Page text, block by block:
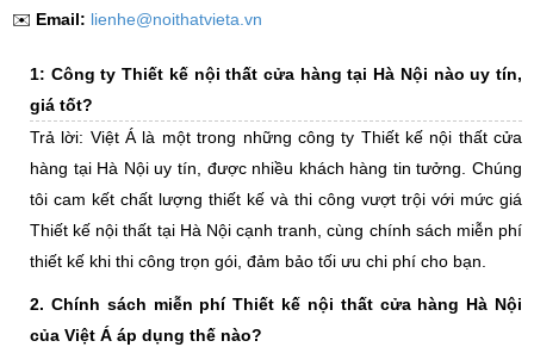
✉️ Email: lienhe@noithatvieta.vn
1: Công ty Thiết kế nội thất cửa hàng tại Hà Nội nào uy tín,
giá tốt?
Trả lời: Việt Á là một trong những công ty Thiết kế nội thất cửa
hàng tại Hà Nội uy tín, được nhiều khách hàng tin tưởng. Chúng
tôi cam kết chất lượng thiết kế và thi công vượt trội với mức giá
Thiết kế nội thất tại Hà Nội cạnh tranh, cùng chính sách miễn phí
thiết kế khi thi công trọn gói, đảm bảo tối ưu chi phí cho bạn.
2. Chính sách miễn phí Thiết kế nội thất cửa hàng Hà Nội
của Việt Á áp dụng thế nào?